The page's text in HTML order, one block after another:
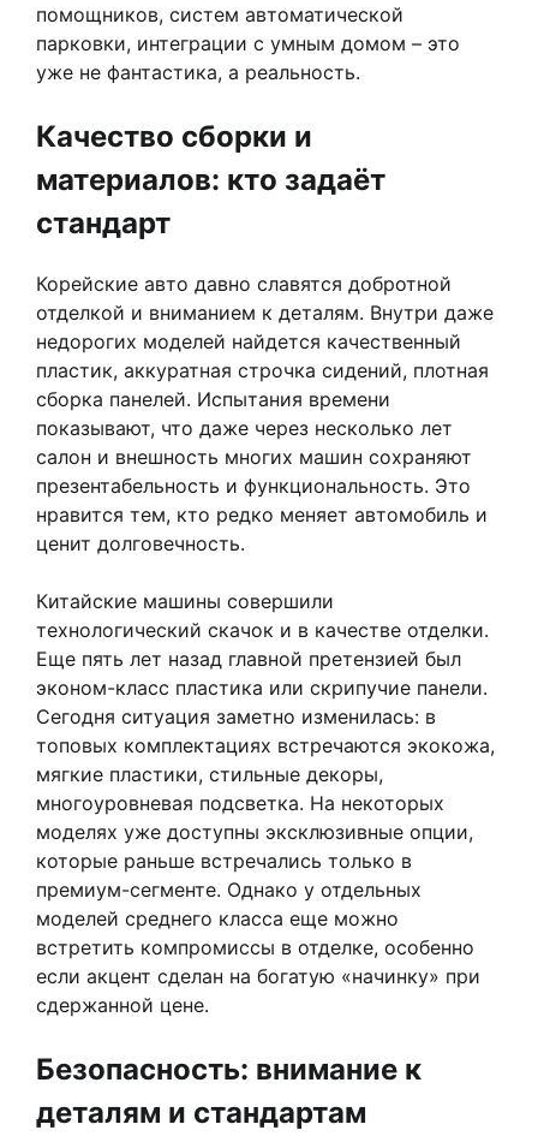
помощников, систем автоматической
парковки, интеграции с умным домом – это
уже не фантастика, а реальность.
Качество сборки и
материалов: кто задаёт
стандарт
Корейские авто давно славятся добротной
отделкой и вниманием к деталям. Внутри даже
недорогих моделей найдется качественный
пластик, аккуратная строчка сидений, плотная
сборка панелей. Испытания времени
показывают, что даже через несколько лет
салон и внешность многих машин сохраняют
презентабельность и функциональность. Это
нравится тем, кто редко меняет автомобиль и
ценит долговечность.
Китайские машины совершили
технологический скачок и в качестве отделки.
Еще пять лет назад главной претензией был
эконом-класс пластика или скрипучие панели.
Сегодня ситуация заметно изменилась: в
топовых комплектациях встречаются экокожа,
мягкие пластики, стильные декоры,
многоуровневая подсветка. На некоторых
моделях уже доступны эксклюзивные опции,
которые раньше встречались только в
премиум-сегменте. Однако у отдельных
моделей среднего класса еще можно
встретить компромиссы в отделке, особенно
если акцент сделан на богатую «начинку» при
сдержанной цене.
Безопасность: внимание к
деталям и стандартам